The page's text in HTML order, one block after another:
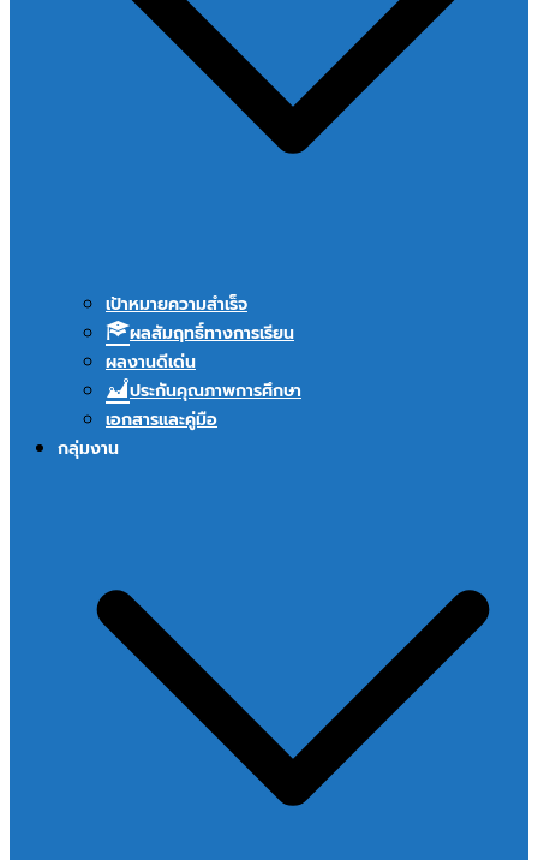
เป้าหมายความสำเร็จ
ผลสัมฤทธิ์ทางการเรียน
ผลงานดีเด่น
ประกันคุณภาพการศึกษา
เอกสารและคู่มือ
กลุ่มงาน